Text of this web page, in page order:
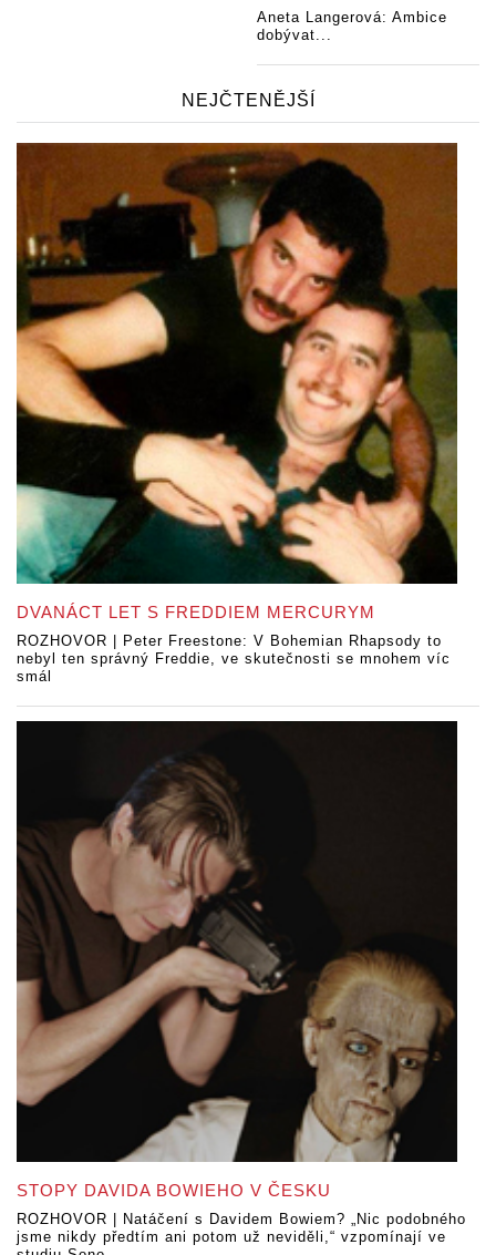
Aneta Langerová: Ambice
dobývat...
NEJČTENĚJŠÍ
DVANÁCT LET S FREDDIEM MERCURYM
ROZHOVOR | Peter Freestone: V Bohemian Rhapsody to
nebyl ten správný Freddie, ve skutečnosti se mnohem víc
smál
STOPY DAVIDA BOWIEHO V ČESKU
ROZHOVOR | Natáčení s Davidem Bowiem? „Nic podobného
jsme nikdy předtím ani potom už neviděli,“ vzpomínají ve